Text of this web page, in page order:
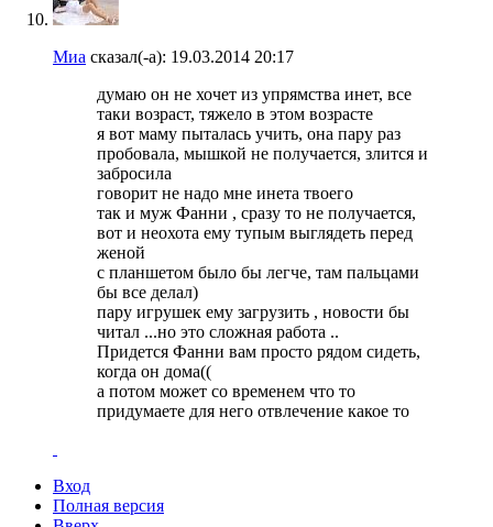
Миа сказал(-а): 19.03.2014 20:17
думаю он не хочет из упрямства инет, все
таки возраст, тяжело в этом возрасте
я вот маму пыталась учить, она пару раз
пробовала, мышкой не получается, злится и
забросила
говорит не надо мне инета твоего
так и муж Фанни , сразу то не получается,
вот и неохота ему тупым выглядеть перед
женой
с планшетом было бы легче, там пальцами
бы все делал)
пару игрушек ему загрузить , новости бы
читал ...но это сложная работа ..
Придется Фанни вам просто рядом сидеть,
когда он дома((
а потом может со временем что то
придумаете для него отвлечение какое то
Вход
Полная версия